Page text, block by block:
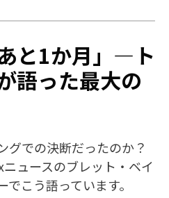
と1か月」—ト
語った最大の
グでの決断だったのか？
ュースのブレット・ベイ
こう語っています。